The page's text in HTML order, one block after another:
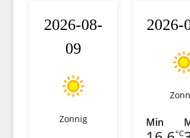
2026-08-
09
Zonnig
2026-
Min
°C